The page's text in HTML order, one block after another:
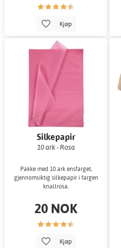
Kjøp
Silkepapir
10 ark - Rosa
Pakke med 10 ark ensfarget,
gjennomsiktig silkepapir i fargen
knallrosa.
20 NOK
Kjøp